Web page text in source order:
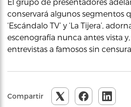
conservará algunos segmentos
‘Escándalo TV’ y ‘La Tijera’,
escenografía nunca antes vista
entrevistas a famosos sin
Compartir